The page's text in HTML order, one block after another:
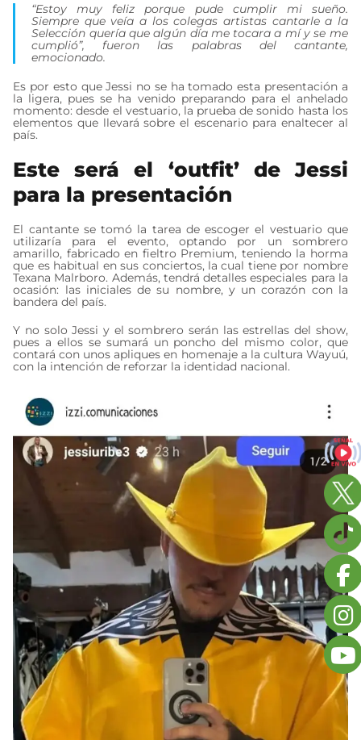
“Estoy muy feliz porque pude cumplir mi sueño.
Siempre que veía a los colegas artistas cantarle a la
Selección quería que algún día me tocara a mí y se me
cumplió”, fueron las palabras del cantante,
emocionado.
Es por esto que Jessi no se ha tomado esta presentación a
la ligera, pues se ha venido preparando para el anhelado
momento: desde el vestuario, la prueba de sonido hasta los
elementos que llevará sobre el escenario para enaltecer al
país.
Este será el ‘outfit’ de Jessi
para la presentación
El cantante se tomó la tarea de escoger el vestuario que
utilizaría para el evento, optando por un sombrero
amarillo, fabricado en fieltro Premium, teniendo la horma
que es habitual en sus conciertos, la cual tiene por nombre
Texana Malrboro. Además, tendrá detalles especiales para la
ocasión: las iniciales de su nombre, y un corazón con la
bandera del país.
Y no solo Jessi y el sombrero serán las estrellas del show,
pues a ellos se sumará un poncho del mismo color, que
contará con unos apliques en homenaje a la cultura Wayuú,
con la intención de reforzar la identidad nacional.